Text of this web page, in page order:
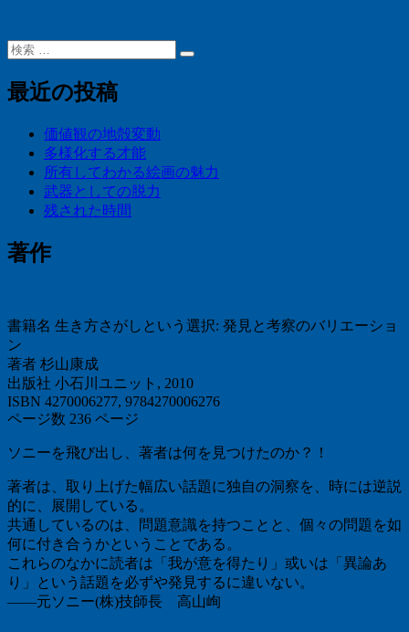
検
検
最近の投稿
価値観の地殻変動
多様化する才能
所有してわかる絵画の魅力
武器としての脱力
残された時間
著作
書籍名 生き方さがしという選択: 発見と考察のバリエーショ
ン
著者 杉山康成
出版社 小石川ユニット, 2010
ISBN 4270006277, 9784270006276
ページ数 236 ページ
ソニーを飛び出し、著者は何を見つけたのか？！
著者は、取り上げた幅広い話題に独自の洞察を、時には逆説
的に、展開している。
共通しているのは、問題意識を持つことと、個々の問題を如
何に付き合うかということである。
これらのなかに読者は「我が意を得たり」或いは「異論あ
り」という話題を必ずや発見するに違いない。
――元ソニー(株)技師長 高山峋